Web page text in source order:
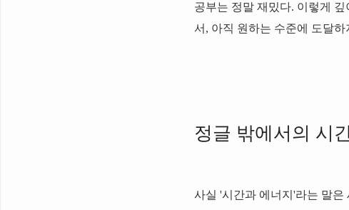
공부는 정말 재밌다. 이렇게
서, 아직 원하는 수준에 도달
정글 밖에서의 시
사실 '시간과 에너지'라는 말은